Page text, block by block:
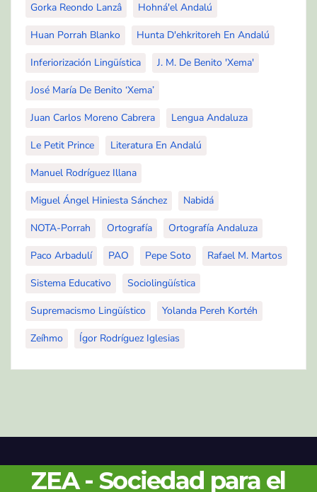
Gorka Reondo Lanzâ Hohná'el Andalú
Huan Porrah Blanko Hunta D'ehkritoreh En Andalú
Inferiorización Lingüística J. M. De Benito 'Xema'
José María De Benito ‘Xema’
Juan Carlos Moreno Cabrera Lengua Andaluza
Le Petit Prince Literatura En Andalú
Manuel Rodríguez Illana
Miguel Ángel Hiniesta Sánchez Nabidá
NOTA-Porrah Ortografía Ortografía Andaluza
Paco Arbadulí PAO Pepe Soto Rafael M. Martos
Sistema Educativo Sociolingüística
Supremacismo Lingüístico Yolanda Pereh Kortéh
Zeíhmo Ígor Rodríguez Iglesias
ZEA - Sociedad para el